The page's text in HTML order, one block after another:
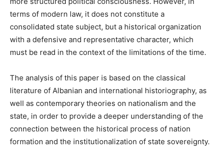
terms of modern law, it does not constitute a
consolidated state subject, but a historical organization
with a defensive and representative character, which
must be read in the context of the limitations of the time.
The analysis of this paper is based on the classical
literature of Albanian and international historiography, as
well as contemporary theories on nationalism and the
state, in order to provide a deeper understanding of the
connection between the historical process of nation
formation and the institutionalization of state sovereignty.